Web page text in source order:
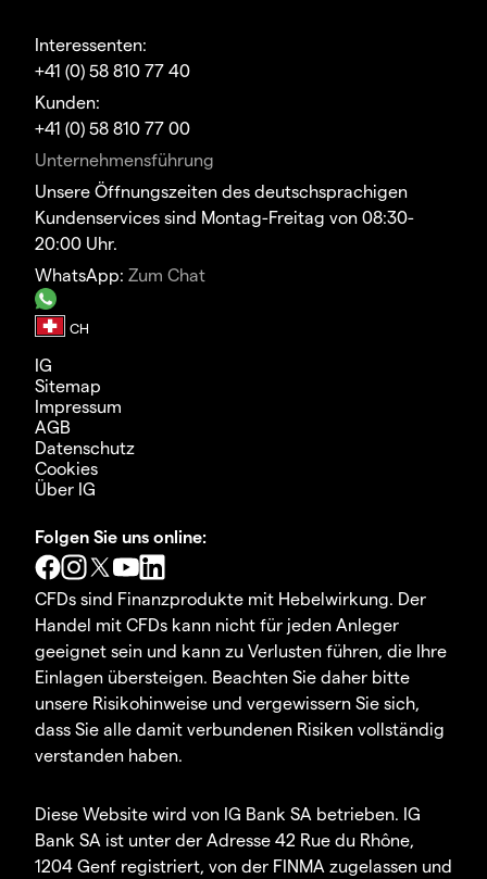
Interessenten:
+41 (0) 58 810 77 40
Kunden:
+41 (0) 58 810 77 00
Unternehmensführung
Unsere Öffnungszeiten des deutschsprachigen
Kundenservices sind Montag-Freitag von 08:30-
20:00 Uhr.
WhatsApp: Zum Chat
IG
Sitemap
Impressum
AGB
Datenschutz
Cookies
Über IG
Folgen Sie uns online:
CFDs sind Finanzprodukte mit Hebelwirkung. Der
Handel mit CFDs kann nicht für jeden Anleger
geeignet sein und kann zu Verlusten führen, die Ihre
Einlagen übersteigen. Beachten Sie daher bitte
unsere Risikohinweise und vergewissern Sie sich,
dass Sie alle damit verbundenen Risiken vollständig
verstanden haben.
Diese Website wird von IG Bank SA betrieben. IG
Bank SA ist unter der Adresse 42 Rue du Rhône,
1204 Genf registriert, von der FINMA zugelassen und